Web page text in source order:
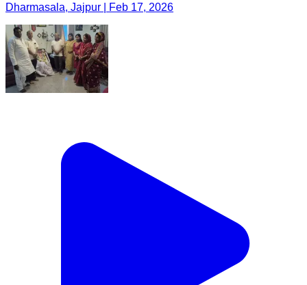
Dharmasala, Jajpur | Feb 17, 2026